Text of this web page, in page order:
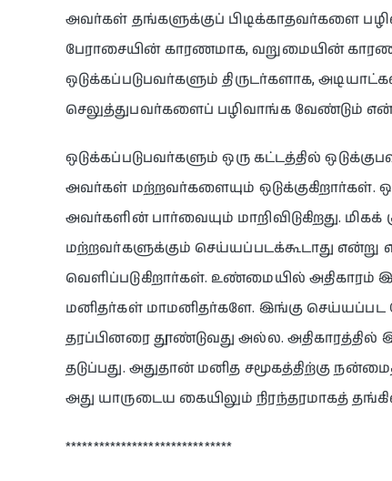
அவர்கள் தங்களுக்குப் பிடிக்காதவர்களை
பேராசையின் காரணமாக, வறுமையின்
ஒடுக்கப்படுபவர்களும் திருடர்களாக,
செலுத்துபவர்களைப் பழிவாங்க வேண்டும்
ஒடுக்கப்படுபவர்களும் ஒரு கட்டத்தில்
அவர்கள் மற்றவர்களையும் ஒடுக்குகிறார்கள்.
அவர்களின் பார்வையும் மாறிவிடுகிறது.
மற்றவர்களுக்கும் செய்யப்படக்கூடாது
வெளிப்படுகிறார்கள். உண்மையில் அதிகாரம்
மனிதர்கள் மாமனிதர்களே. இங்கு செய்யப்பட
தரப்பினரை தூண்டுவது அல்ல.
தடுப்பது. அதுதான் மனித சமூகத்திற்கு
அது யாருடைய கையிலும் நிரந்தரமாகத்
******************************